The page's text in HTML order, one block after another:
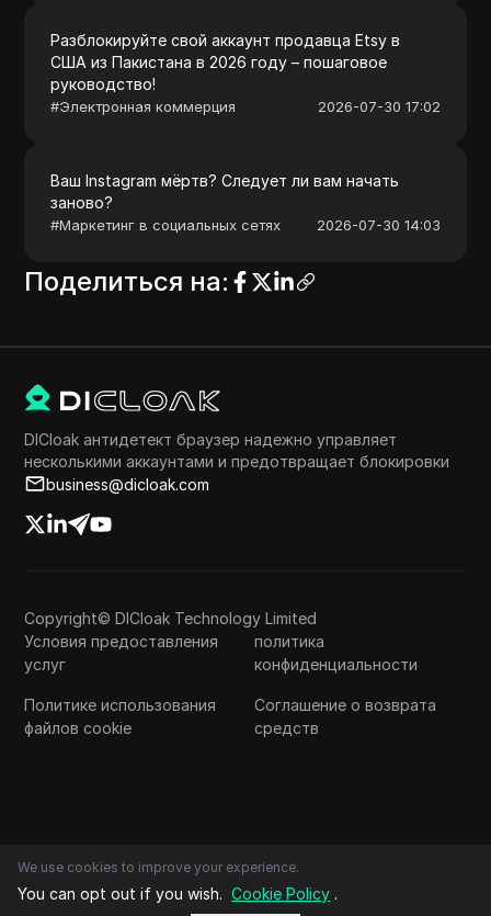
Разблокируйте свой аккаунт продавца Etsy в
США из Пакистана в 2026 году – пошаговое
руководство!
#Электронная коммерция 2026-07-30 17:02
Ваш Instagram мёртв? Следует ли вам начать
заново?
#Маркетинг в социальных сетях 2026-07-30 14:03
Поделиться на:
DICloak антидетект браузер надежно управляет
несколькими аккаунтами и предотвращает блокировки
business@dicloak.com
Copyright© DICloak Technology Limited
Условия предоставления
услуг
политика
конфиденциальности
Политике использования
файлов cookie
Соглашение о возврата
средств
We use cookies to improve your experience.
You can opt out if you wish. Cookie Policy .